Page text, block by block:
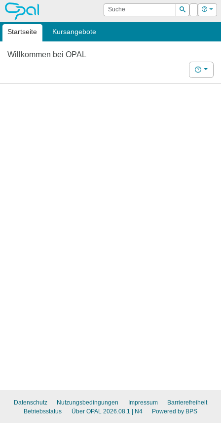
OPAL Suche
Suchen
Login Hilfe
Startseite Kursangebote
Willkommen bei OPAL
Hilfe
Datenschutz Nutzungsbedingungen Impressum
Barrierefreiheit
Betriebsstatus
Über OPAL 2026.08.1 | N4 Powered by BPS